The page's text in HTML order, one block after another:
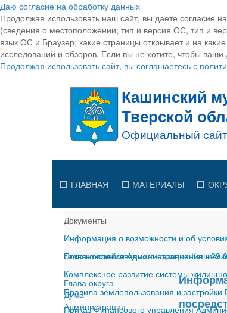
Даю согласие на обработку данных
Продолжая использовать наш сайт, вы даете согласие
(сведения о местоположении; тип и версия ОС, тип и
язык ОС и Браузер; какие страницы открывает и на
исследований и обзоров. Если вы не хотите, чтобы
Продолжая использовать сайт, вы соглашаетесь с
ГЛАВНАЯ МАТЕРИАЛЫ
Документы
Информация о возможности и об
сельскохозяйственного назначения-
Постановление Администрации
Комплексное развитие системы
Правила землепользования и
Приказ Финансового управления
Глава округа
Дума
Администрация